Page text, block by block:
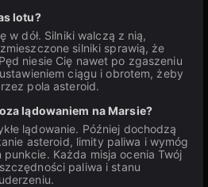
lotu?
w dół. Silniki walczą z nią,
silniki sprawią, że
niesie Cię nawet po zgaszeniu
ciągu i obrotem, żeby
pola asteroid.
lądowaniem na Marsie?
lądowanie. Później dochodzą
asteroid, limity paliwa i wymóg
Każda misja ocenia Twój
paliwa i stanu